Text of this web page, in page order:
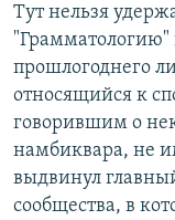
Тут нельзя
"Грамматологию"
прошлогоднего
относящийся к
говорившим о
намбиквара, не
выдвинул
сообщества, в